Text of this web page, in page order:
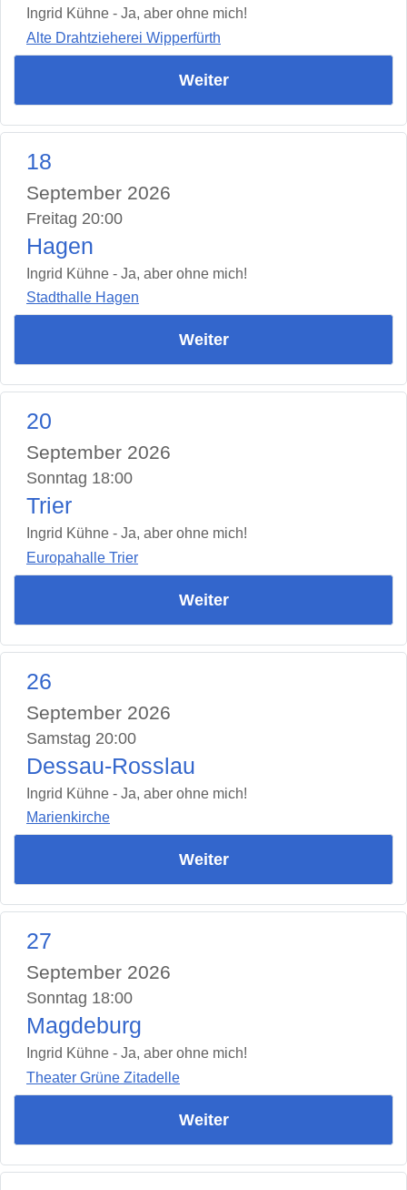
Ingrid Kühne - Ja, aber ohne mich!
Alte Drahtzieherei Wipperfürth
Weiter
18
September 2026
Freitag 20:00
Hagen
Ingrid Kühne - Ja, aber ohne mich!
Stadthalle Hagen
Weiter
20
September 2026
Sonntag 18:00
Trier
Ingrid Kühne - Ja, aber ohne mich!
Europahalle Trier
Weiter
26
September 2026
Samstag 20:00
Dessau-Rosslau
Ingrid Kühne - Ja, aber ohne mich!
Marienkirche
Weiter
27
September 2026
Sonntag 18:00
Magdeburg
Ingrid Kühne - Ja, aber ohne mich!
Theater Grüne Zitadelle
Weiter